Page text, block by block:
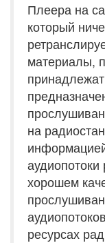
Плеера на
который
материалы,
на
хорошем
ресурсах